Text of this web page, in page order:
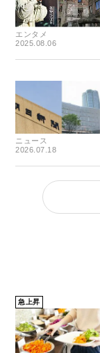
エンタメ
2025.08.06
ニュース
2026.07.18
急上昇